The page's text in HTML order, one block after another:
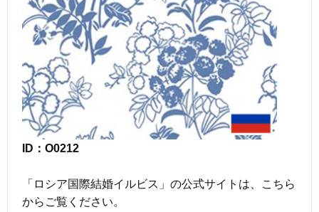
ID：O0212
「ロシア国際結婚イルビス」の公式サイトは、こちら
からご覧ください。